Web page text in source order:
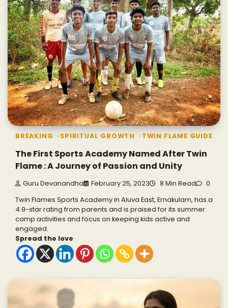
BREAKING SPIRITUAL GROWTH TWIN FLAME GUIDE
The First Sports Academy Named After Twin
Flame : A Journey of Passion and Unity
Guru Devanandha February 25, 2023 8 Min Read 0
Twin Flames Sports Academy in Aluva East, Ernakulam, has a
4.9-star rating from parents and is praised for its summer
camp activities and focus on keeping kids active and
engaged.
Spread the love